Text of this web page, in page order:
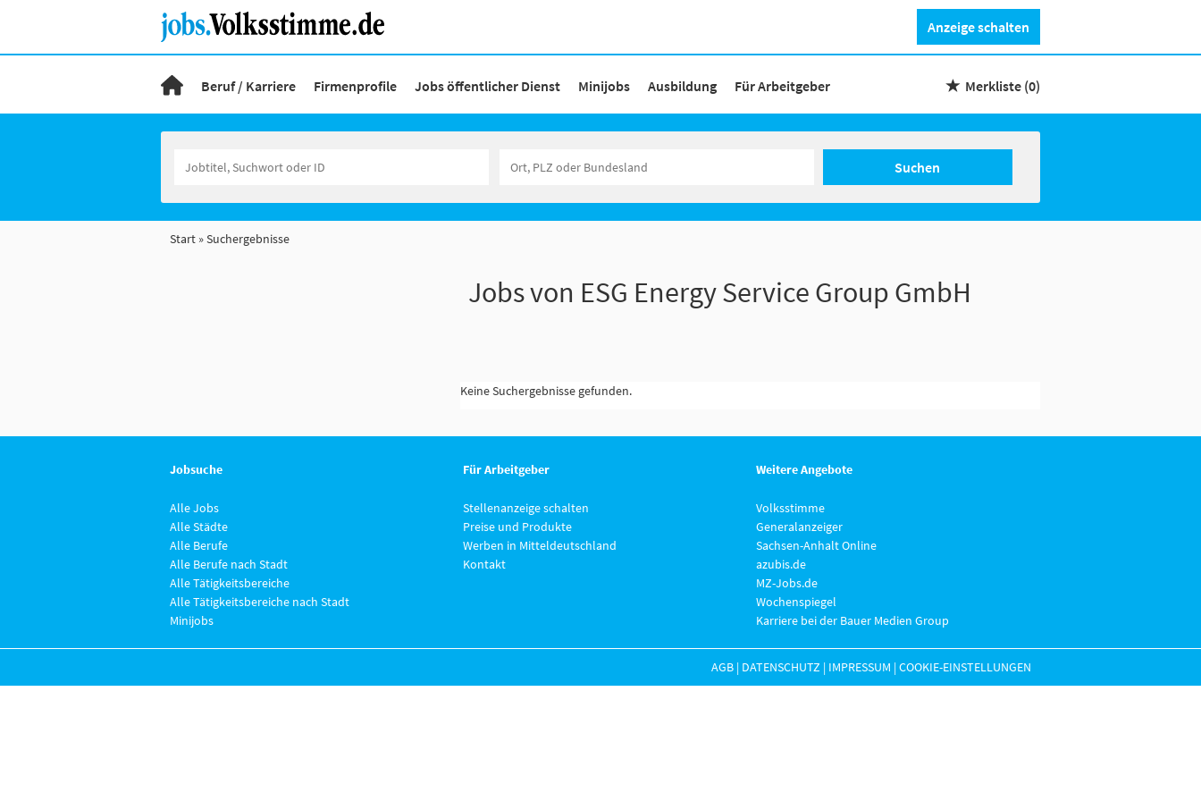
Anzeige schalten
Beruf / Karriere Firmenprofile Jobs öffentlicher Dienst Minijobs Ausbildung Für Arbeitgeber Merkliste (0)
Suchen
Start Suchergebnisse
Jobs von ESG Energy Service Group GmbH
Keine Suchergebnisse gefunden.
Jobsuche
Alle Jobs
Alle Städte
Alle Berufe
Alle Berufe nach Stadt
Alle Tätigkeitsbereiche
Alle Tätigkeitsbereiche nach Stadt
Minijobs
Für Arbeitgeber
Stellenanzeige schalten
Preise und Produkte
Werben in Mitteldeutschland
Kontakt
Weitere Angebote
Volksstimme
Generalanzeiger
Sachsen-Anhalt Online
azubis.de
MZ-Jobs.de
Wochenspiegel
Karriere bei der Bauer Medien Group
AGB | DATENSCHUTZ | IMPRESSUM |COOKIE-EINSTELLUNGEN